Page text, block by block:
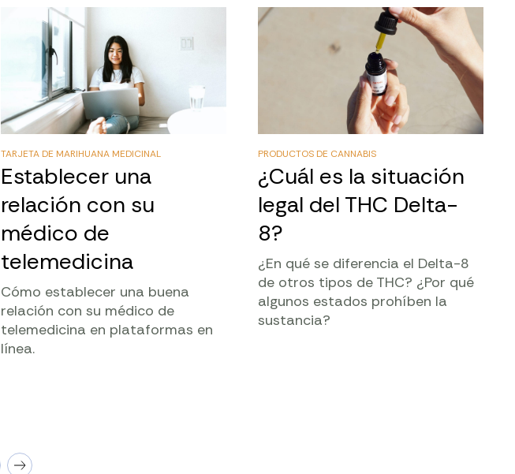
TARJETA DE MARIHUANA MEDICINAL
Establecer una
relación con su
médico de
telemedicina
Cómo establecer una buena
relación con su médico de
telemedicina en plataformas en
línea.
PRODUCTOS DE CANNABIS
¿Cuál es la situación
legal del THC Delta-
8?
¿En qué se diferencia el Delta-8
de otros tipos de THC? ¿Por qué
algunos estados prohíben la
sustancia?